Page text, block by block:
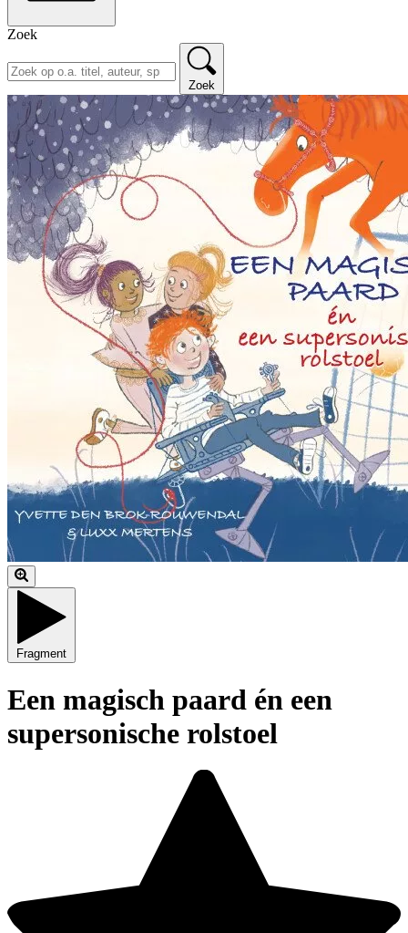
Zoek
Zoek
Fragment
Een magisch paard én een
supersonische rolstoel